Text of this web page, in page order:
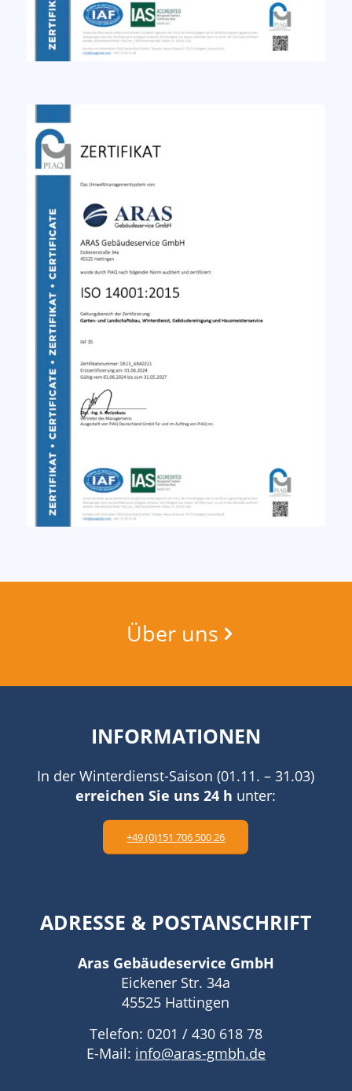
Über uns
INFORMATIONEN
In der Winterdienst-Saison (01.11. – 31.03)
erreichen Sie uns 24 h unter:
+49 (0)151 706 500 26
ADRESSE & POSTANSCHRIFT
Aras Gebäudeservice GmbH
Eickener Str. 34a
45525 Hattingen
Telefon: 0201 / 430 618 78
E-Mail: info@aras-gmbh.de